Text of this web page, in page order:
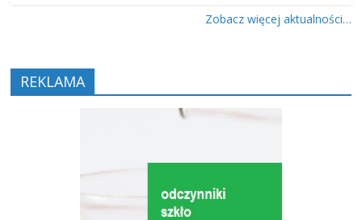
Zobacz więcej aktualności…
REKLAMA